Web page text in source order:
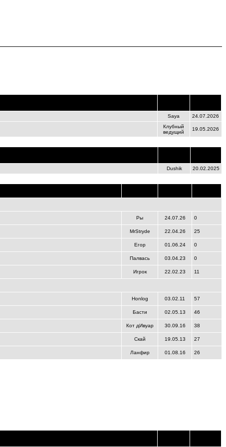
Saya 24.07.2026
Клубный
ведущий
19.05.2026
Dushik 20.02.2025
Ры 24.07.26 0
MrStryde 22.04.26 25
Егор 01.06.24 0
Палвась 03.04.23 0
Игрок 22.02.23 11
Honlog 03.02.11 57
Басти 02.05.13 46
Кот дИвуар 30.09.16 38
Скай 19.05.13 27
Ланфир 01.08.16 26